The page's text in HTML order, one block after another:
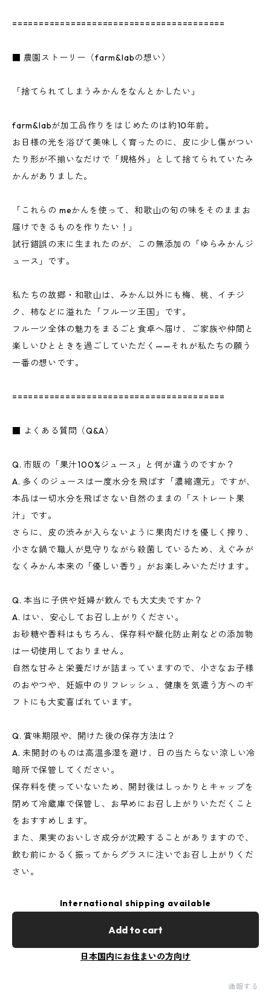
========================================
■ 農園ストーリー（farm&labの想い）
「捨てられてしまうみかんをなんとかしたい」
farm&labが加工品作りをはじめたのは約10年前。
お日様の光を浴びて美味しく育ったのに、皮に少し傷がつい
たり形が不揃いなだけで「規格外」として捨てられていたみ
かんがありました。
「これらの meかんを使って、和歌山の旬の味をそのままお
届けできるものを作りたい！」
試行錯誤の末に生まれたのが、この無添加の「ゆらみかんジ
ュース」です。
私たちの故郷・和歌山は、みかん以外にも梅、桃、イチジ
ク、柿などに溢れた「フルーツ王国」です。
フルーツ全体の魅力をまるごと食卓へ届け、ご家族や仲間と
楽しいひとときを過ごしていただく——それが私たちの願う
一番の想いです。
========================================
■ よくある質問（Q&A）
Q. 市販の「果汁100%ジュース」と何が違うのですか？
A. 多くのジュースは一度水分を飛ばす「濃縮還元」ですが、
本品は一切水分を飛ばさない自然のままの「ストレート果
汁」です。
さらに、皮の渋みが入らないように果肉だけを優しく搾り、
小さな鍋で職人が見守りながら殺菌しているため、えぐみが
なくみかん本来の「優しい香り」がお楽しみいただけます。
Q. 本当に子供や妊婦が飲んでも大丈夫ですか？
A. はい、安心してお召し上がりください。
お砂糖や香料はもちろん、保存料や酸化防止剤などの添加物
は一切使用しておりません。
自然な甘みと栄養だけが詰まっていますので、小さなお子様
のおやつや、妊娠中のリフレッシュ、健康を気遣う方へのギ
フトにも大変喜ばれています。
Q. 賞味期限や、開けた後の保存方法は？
A. 未開封のものは高温多湿を避け、日の当たらない涼しい冷
暗所で保管してください。
保存料を使っていないため、開封後はしっかりとキャップを
閉めて冷蔵庫で保管し、お早めにお召し上がりいただくこと
をおすすめします。
また、果実のおいしさ成分が沈殿することがありますので、
飲む前にかるく振ってからグラスに注いでお召し上がりくだ
さい。
International shipping available
Add to cart
日本国内にお住まいの方向け
通報する